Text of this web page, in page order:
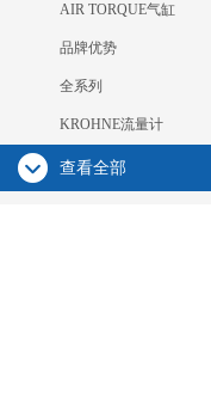
AIR TORQUE气缸
品牌优势
全系列
KROHNE流量计
查看全部